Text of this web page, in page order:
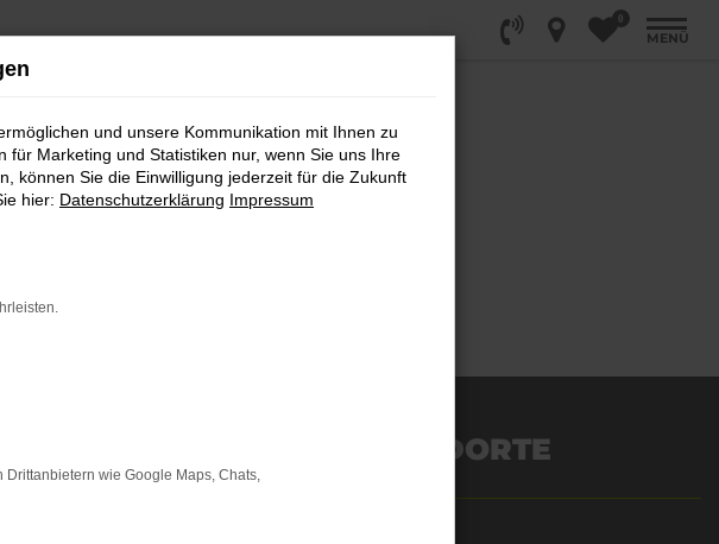
0
MENÜ
STANDORTE
und unsere Kommunikation mit Ihnen zu
Marketing und Statistiken nur, wenn Sie uns Ihre
können Sie die Einwilligung jederzeit für die Zukunft
hier: Datenschutzerklärung Impressum
wie Google Maps, Chats,